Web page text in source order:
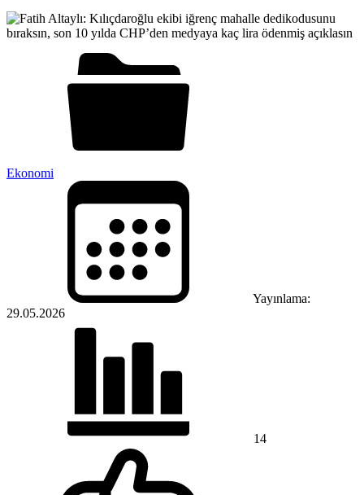
Ekonomi
Yayınlama:
29.05.2026
14